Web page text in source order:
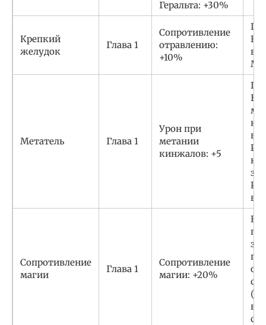
Геральта: +30%
Крепкий
желудок
Глава 1
Сопротивление
отравлению:
+10%
Метатель Глава 1
Урон при
метании
кинжалов: +5
во
Сопротивление
магии
Глава 1
Сопротивление
магии: +20%
В